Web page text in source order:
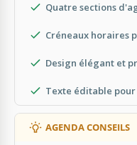
Quatre sections
Créneaux horaires
Design élégant et
Texte éditable
AGENDA CONSEILS